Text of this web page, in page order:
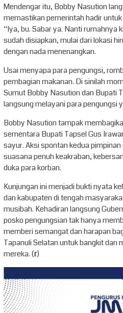
Mendengar itu, Bobby Nasution
memastikan pemerintah hadir
“Iya, bu. Sabar ya. Nanti rumahnya
sudah disiapkan, mulai dari lokasi
dengan nada menenangkan.
Usai menyapa para pengungsi,
pembagian makanan. Di sinilah
Sumut Bobby Nasution dan Bupati
langsung melayani para pengungsi
Bobby Nasution tampak
sementara Bupati Tapsel Gus
sayur. Aksi spontan kedua
suasana penuh keakraban,
duka para korban.
Kunjungan ini menjadi bukti nyata
dan kabupaten di tengah
musibah. Kehadiran langsung
posko pengungsian tak hanya
memberi semangat dan harapan
Tapanuli Selatan untuk bangkit dan
mereka. (r)